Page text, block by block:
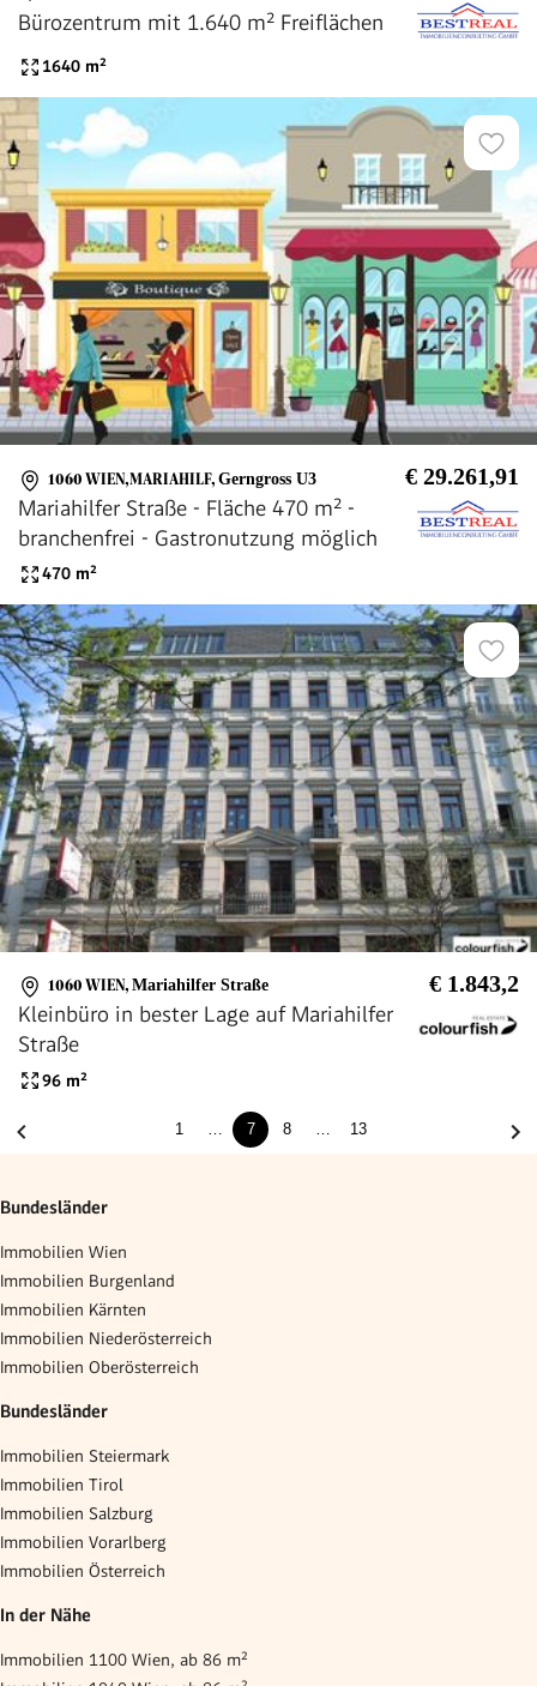
Bürozentrum mit 1.640 m² Freiflächen
1640 m²
1060 WIEN,MARIAHILF, Gerngross U3 € 29.261,91
Mariahilfer Straße - Fläche 470 m² -
branchenfrei - Gastronutzung möglich
470 m²
1060 WIEN, Mariahilfer Straße € 1.843,2
Kleinbüro in bester Lage auf Mariahilfer
Straße
96 m²
1 … 7 8 … 13
Bundesländer
Immobilien Wien
Immobilien Burgenland
Immobilien Kärnten
Immobilien Niederösterreich
Immobilien Oberösterreich
Bundesländer
Immobilien Steiermark
Immobilien Tirol
Immobilien Salzburg
Immobilien Vorarlberg
Immobilien Österreich
In der Nähe
Immobilien 1100 Wien, ab 86 m²